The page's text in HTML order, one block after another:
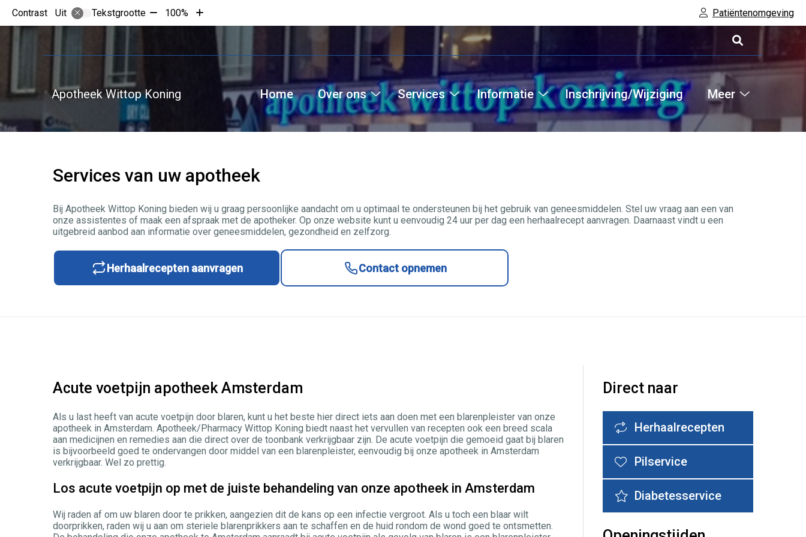
Contrast Uit Tekstgrootte Tekst
verkleinen
100%
Tekst
vergroten
Patiëntenomgeving
Home Over ons
Over
ons
Services
Services
submenu
Informatie
Informatie
submenu
Inschrijving/Wijziging Meer
Apotheek Wittop Koning
Services van uw apotheek
Bij Apotheek Wittop Koning bieden wij u graag persoonlijke aandacht om u optimaal te ondersteunen bij het gebruik van geneesmiddelen. Stel uw vraag aan een van
onze assistentes of maak een afspraak met de apotheker. Op onze website kunt u eenvoudig 24 uur per dag een herhaalrecept aanvragen. Daarnaast vindt u een
uitgebreid aanbod aan informatie over geneesmiddelen, gezondheid en zelfzorg.
Herhaalrecepten aanvragen Contact opnemen
Acute voetpijn apotheek Amsterdam
Als u last heeft van acute voetpijn door blaren, kunt u het beste hier direct iets aan doen met een blarenpleister van onze
apotheek in Amsterdam. Apotheek/Pharmacy Wittop Koning biedt naast het vervullen van recepten ook een breed scala
aan medicijnen en remedies aan die direct over de toonbank verkrijgbaar zijn. De acute voetpijn die gemoeid gaat bij blaren
is bijvoorbeeld goed te ondervangen door middel van een blarenpleister, eenvoudig bij onze apotheek in Amsterdam
verkrijgbaar. Wel zo prettig.
Los acute voetpijn op met de juiste behandeling van onze apotheek in Amsterdam
Wij raden af om uw blaren door te prikken, aangezien dit de kans op een infectie vergroot. Als u toch een blaar wilt
doorprikken, raden wij u aan om steriele blarenprikkers aan te schaffen en de huid rondom de wond goed te ontsmetten.
Direct naar
Herhaalrecepten
Pilservice
Diabetesservice